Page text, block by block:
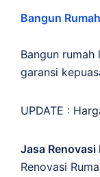
Bangun Rumah
Bangun
garansi
UPDATE :
Jasa Renovasi
Renovasi